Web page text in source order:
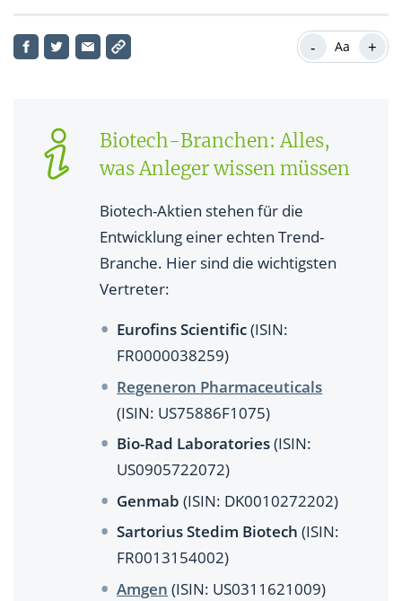
- Aa +
Biotech-Branchen: Alles,
was Anleger wissen müssen
Biotech-Aktien stehen für die
Entwicklung einer echten Trend-
Branche. Hier sind die wichtigsten
Vertreter:
Eurofins Scientific(ISIN:
FR0000038259)
Regeneron Pharmaceuticals
(ISIN: US75886F1075)
Bio-Rad Laboratories(ISIN:
US0905722072)
Genmab (ISIN: DK0010272202)
Sartorius Stedim Biotech (ISIN:
FR0013154002)
Amgen (ISIN: US0311621009)